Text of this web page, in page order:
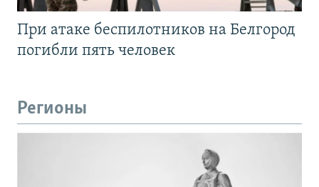
При атаке беспилотников на Белгород
погибли пять человек
Регионы